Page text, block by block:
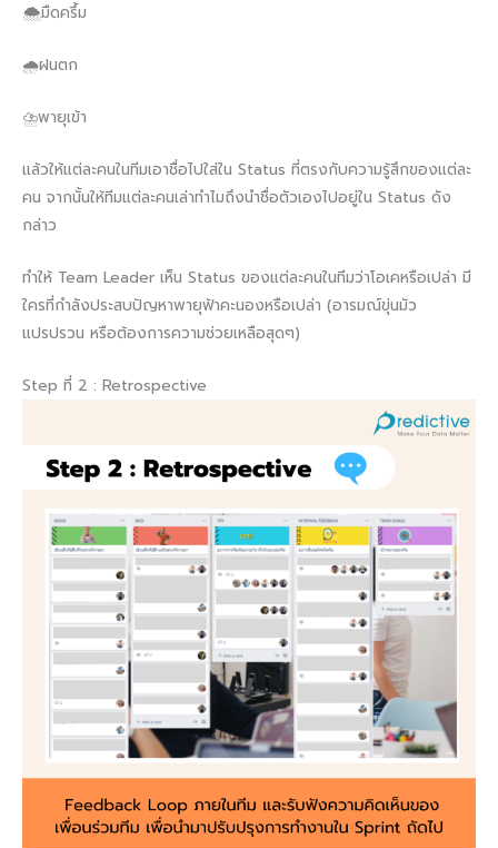
🌨มืดครึ้ม
🌧ฝนตก
⛈พายุเข้า
แล้วให้แต่ละคนในทีมเอาชื่อไปใส่ใน Status ที่ตรงกับความรู้สึกของแต่ละ
คน จากนั้นให้ทีมแต่ละคนเล่าทำไมถึงนำชื่อตัวเองไปอยู่ใน Status ดัง
กล่าว
ทำให้ Team Leader เห็น Status ของแต่ละคนในทีมว่าโอเคหรือเปล่า มี
ใครที่กำลังประสบปัญหาพายุฟ้าคะนองหรือเปล่า (อารมณ์ขุ่นมัว
แปรปรวน หรือต้องการความช่วยเหลือสุดๆ)
Step ที่ 2 : Retrospective